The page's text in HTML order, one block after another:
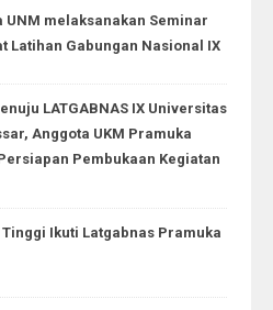
UNM melaksanakan Seminar
Latihan Gabungan Nasional IX
LATGABNAS IX Universitas
Anggota UKM Pramuka
Pembukaan Kegiatan
Ikuti Latgabnas Pramuka